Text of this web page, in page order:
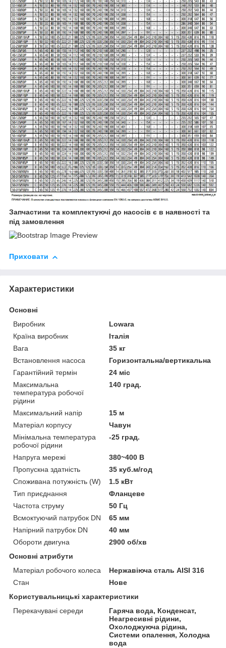
Запчастини та комплектуючі до насосів є в наявності та
під замовлення
Приховати
Характеристики
Основні
Виробник
Lowara
Країна виробник
Італія
Вага
35 кг
Встановлення насоса
Горизонтальна/вертикальна
Гарантійний термін
24 міс
Максимальна
температура робочої
рідини
140 град.
Максимальний напір
15 м
Матеріал корпусу
Чавун
Мінімальна температура
робочої рідини
-25 град.
Напруга мережі
380~400 В
Пропускна здатність
35 куб.м/год
Споживана потужність (W)
1.5 кВт
Тип приєднання
Фланцеве
Частота струму
50 Гц
Всмоктуючий патрубок DN
65 мм
Напірний патрубок DN
40 мм
Обороти двигуна
2900 об/хв
Основні атрибути
Матеріал робочого колеса
Нержавіюча сталь AISI 316
Стан
Нове
Користувальницькі характеристики
Перекачувані середи
Гаряча вода, Конденсат,
Неагресивні рідини,
Охолоджуюча рідина,
Системи опалення, Холодна
вода